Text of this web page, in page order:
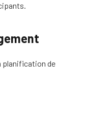
planification de